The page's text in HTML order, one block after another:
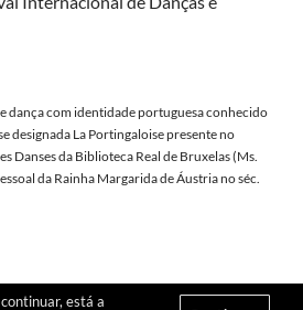
dança com identidade portuguesa conhecido
designada La Portingaloise presente no
Danses da Biblioteca Real de Bruxelas (Ms.
da Rainha Margarida de Áustria no séc.
está a